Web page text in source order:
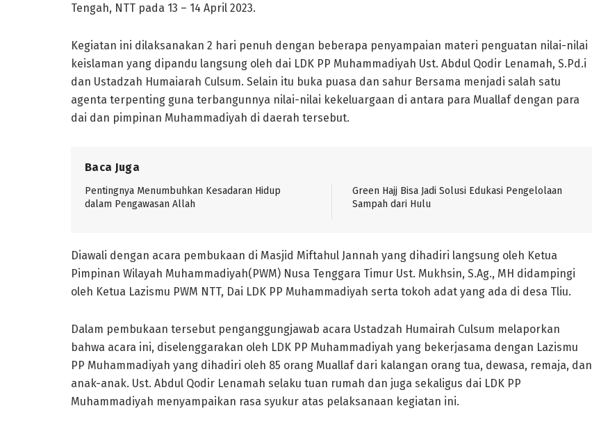
Tengah, NTT pada 13 – 14 April 2023.
Kegiatan ini dilaksanakan 2 hari penuh dengan beberapa penyampaian materi penguatan nilai-nilai
keislaman yang dipandu langsung oleh dai LDK PP Muhammadiyah Ust. Abdul Qodir Lenamah, S.Pd.i
dan Ustadzah Humaiarah Culsum. Selain itu buka puasa dan sahur Bersama menjadi salah satu
agenta terpenting guna terbangunnya nilai-nilai kekeluargaan di antara para Muallaf dengan para
dai dan pimpinan Muhammadiyah di daerah tersebut.
Baca Juga
Pentingnya Menumbuhkan Kesadaran Hidup
dalam Pengawasan Allah
Green Hajj Bisa Jadi Solusi Edukasi Pengelolaan
Sampah dari Hulu
Diawali dengan acara pembukaan di Masjid Miftahul Jannah yang dihadiri langsung oleh Ketua
Pimpinan Wilayah Muhammadiyah(PWM) Nusa Tenggara Timur Ust. Mukhsin, S.Ag., MH didampingi
oleh Ketua Lazismu PWM NTT, Dai LDK PP Muhammadiyah serta tokoh adat yang ada di desa Tliu.
Dalam pembukaan tersebut penganggungjawab acara Ustadzah Humairah Culsum melaporkan
bahwa acara ini, diselenggarakan oleh LDK PP Muhammadiyah yang bekerjasama dengan Lazismu
PP Muhammadiyah yang dihadiri oleh 85 orang Muallaf dari kalangan orang tua, dewasa, remaja, dan
anak-anak. Ust. Abdul Qodir Lenamah selaku tuan rumah dan juga sekaligus dai LDK PP
Muhammadiyah menyampaikan rasa syukur atas pelaksanaan kegiatan ini.